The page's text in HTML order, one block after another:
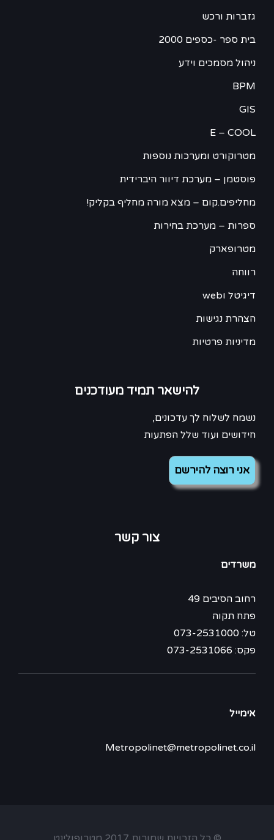
גזברות ורכש
בית ספר -כספים 2000
ניהול מסמכים וידע
BPM
GIS
E – COOL
מטרוקורט ומערכות נוספות
פוסטמן – מערכת דיוור היברידית
מחליפים.קום – מצא מורה מחליף בקליק!
ספרות – מערכת בחירות
מטרופארק
רווחה
דיגיטל וweb
הצהרת נגישות
מדיניות פרטיות
להישאר תמיד מעודכנים
נשמח לשלוח לך עדכונים,
חידושים ועוד שלל הפתעות
צור קשר
משרדים
רחוב הסיבים 49
פתח תקוה
טל: 073-2531000
פקס: 073-2531066
אימייל
Metropolinet@metropolinet.co.il